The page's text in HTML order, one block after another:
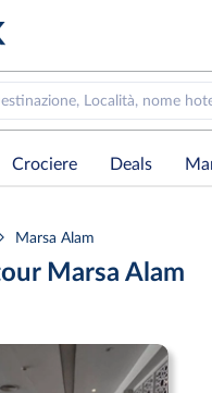
Località, nome
Crociere Deals
Marsa Alam
Marsa Alam